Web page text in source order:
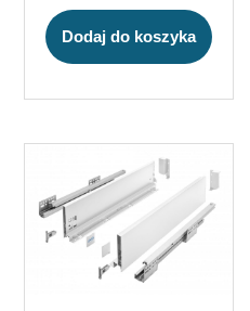
Dodaj do koszyka